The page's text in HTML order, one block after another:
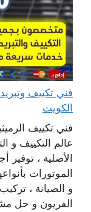
الكويت
فني تكييف
عالم التكييف و
الأصلية ،
الموتورات
و الصيانة ،
الفريون و حل